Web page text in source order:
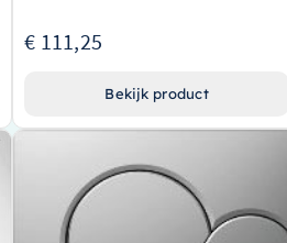
€ 111,25
Bekijk product
Wiesbaden Geberit Sigma-01
chroom – 32.4818
Elegant design van topmerk
Gemaakt van duurzaam, mat-chroom